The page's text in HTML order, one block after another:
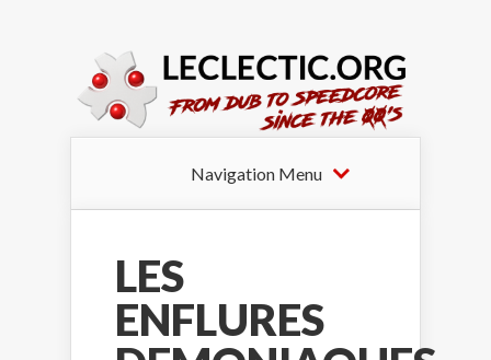
Navigation Menu
LES
ENFLURES